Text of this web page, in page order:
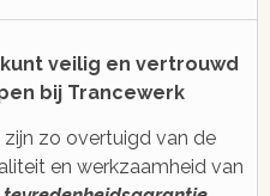
Met gratis,
veilig en vertrouwd
bij Trancewerk
zijn zo overtuigd van de
en werkzaamheid van